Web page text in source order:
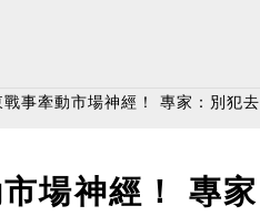
事牽動市場神經！ 專家：別犯
場神經！ 專